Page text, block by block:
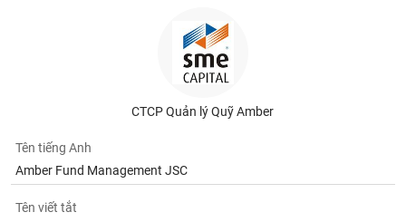
CTCP Quản lý Quỹ Amber
Tên tiếng Anh
Amber Fund Management JSC
Tên viết tắt